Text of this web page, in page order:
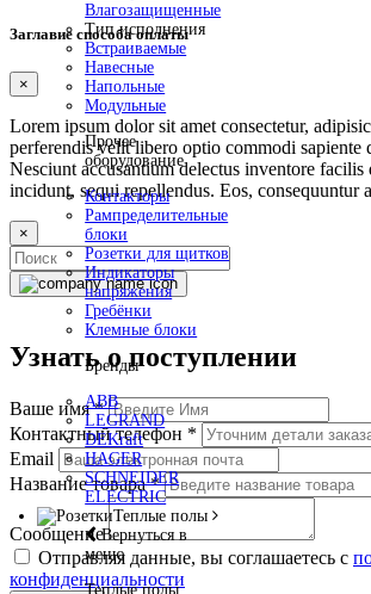
Влагозащищенные
Тип исполнения
Встраиваемые
Навесные
Напольные
Модульные
Прочее
оборудование
Контакторы
Рампределительные
блоки
Розетки для щитков
Индикаторы
напряжения
Гребёнки
Клемные блоки
Бренды
ABB
LEGRAND
DEKraft
HAGER
SCHNEIDER
ELECTRIC
Теплые полы
Вернуться в
меню
Теплые полы
Заглавие способа оплаты
×
Lorem ipsum dolor sit amet consectetur,
perferendis velit libero optio commodi sapiente
Nesciunt accusantium delectus inventore facilis
incidunt, sequi repellendus. Eos, consequuntur
×
Узнать о поступлении
Ваше имя*
Контактный телефон *
Email
Название товара*
Сообщение
Отправляя данные, вы соглашаетесь с
конфиденциальности